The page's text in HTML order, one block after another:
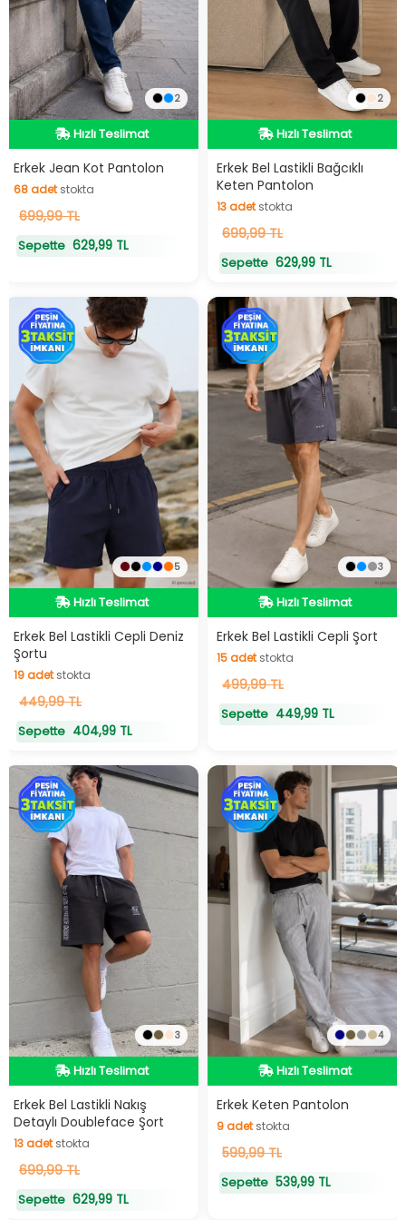
2
Hızlı Teslimat
Hızlı Teslimat
Erkek Jean Kot Pantolon
68adetstokta
68adetstokta
699,99 TL
Sepette 629,99 TL
2
Hızlı Teslimat
Hızlı Teslimat
Erkek Bel Lastikli Bağcıklı
Keten Pantolon
13adetstokta
13adetstokta
699,99 TL
Sepette 629,99 TL
5
Hızlı Teslimat
Hızlı Teslimat
Erkek Bel Lastikli Cepli Deniz
Şortu
19adetstokta
19adetstokta
449,99 TL
Sepette 404,99 TL
3
Hızlı Teslimat
Hızlı Teslimat
Erkek Bel Lastikli Cepli Şort
15adetstokta
15adetstokta
499,99 TL
Sepette 449,99 TL
3
Hızlı Teslimat
Hızlı Teslimat
Erkek Bel Lastikli Nakış
Detaylı Doubleface Şort
13adetstokta
13adetstokta
699,99 TL
Sepette 629,99 TL
4
Hızlı Teslimat
Hızlı Teslimat
Erkek Keten Pantolon
9adetstokta
9adetstokta
599,99 TL
Sepette 539,99 TL